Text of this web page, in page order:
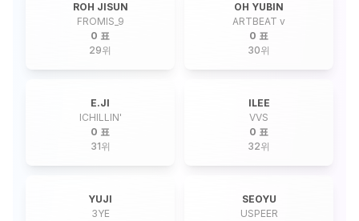
ROH JISUN
FROMIS_9
0 표
29위
OH YUBIN
ARTBEAT v
0 표
30위
E.JI
ICHILLIN'
0 표
31위
ILEE
VVS
0 표
32위
YUJI
3YE
SEOYU
USPEER